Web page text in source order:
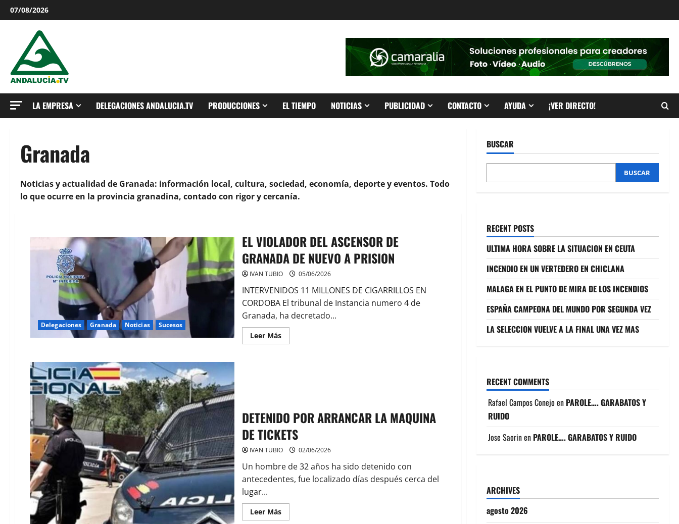
Saltar
al
contenido
07/08/2026
LA EMPRESA DELEGACIONES ANDALUCIA.TV PRODUCCIONES EL TIEMPO NOTICIAS PUBLICIDAD CONTACTO AYUDA ¡VER DIRECTO!
Granada
Noticias y actualidad de Granada: información local, cultura, sociedad, economía, deporte y eventos. Todo
lo que ocurre en la provincia granadina, contado con rigor y cercanía.
Delegaciones Granada Noticias Sucesos
EL VIOLADOR DEL ASCENSOR DE
GRANADA DE NUEVO A PRISION
IVAN TUBIO 05/06/2026
INTERVENIDOS 11 MILLONES DE CIGARRILLOS EN
CORDOBA El tribunal de Instancia numero 4 de
Granada, ha decretado...
Leer MásLeer
más
NUEVO
A
PRISION
DETENIDO POR ARRANCAR LA MAQUINA
DE TICKETS
IVAN TUBIO 02/06/2026
Un hombre de 32 años ha sido detenido con
antecedentes, fue localizado días después cerca del
lugar...
Leer MásLeer
más
BUSCAR
BUSCAR
RECENT POSTS
ULTIMA HORA SOBRE LA SITUACION EN CEUTA
INCENDIO EN UN VERTEDERO EN CHICLANA
MALAGA EN EL PUNTO DE MIRA DE LOS INCENDIOS
ESPAÑA CAMPEONA DEL MUNDO POR SEGUNDA VEZ
LA SELECCION VUELVE A LA FINAL UNA VEZ MAS
RECENT COMMENTS
Rafael Campos Conejo en PAROLE…. GARABATOS Y
RUIDO
Jose Saorinen PAROLE…. GARABATOS Y RUIDO
ARCHIVES
agosto 2026